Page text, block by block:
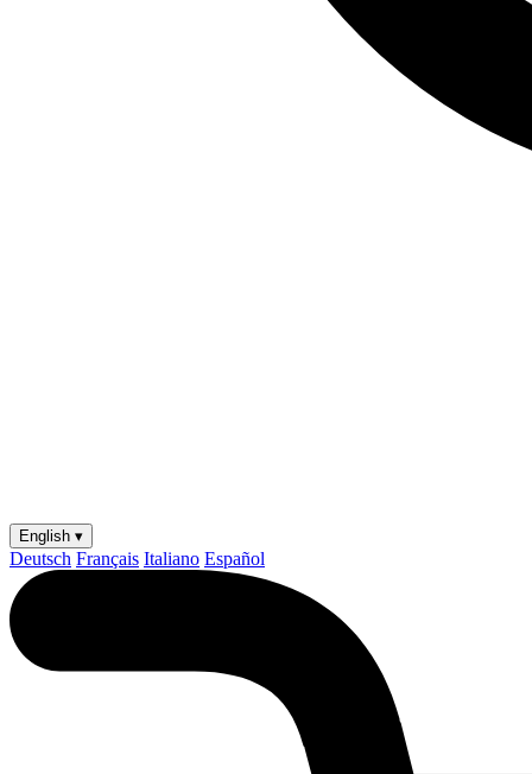
English ▾
Deutsch Français Italiano Español